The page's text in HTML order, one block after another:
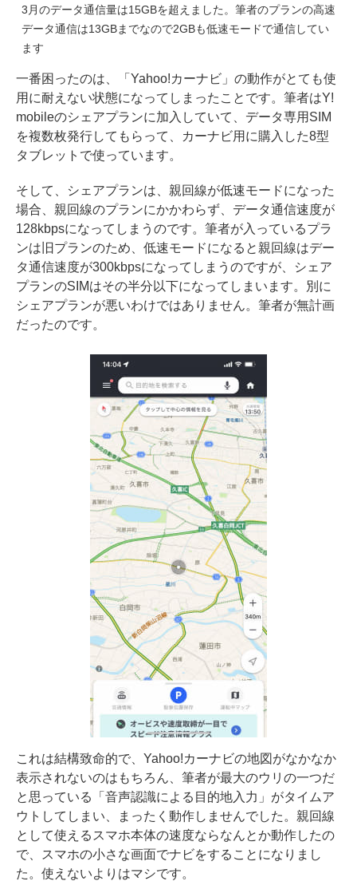
3月のデータ通信量は15GBを超えました。筆者のプランの高速
データ通信は13GBまでなので2GBも低速モードで通信してい
ます
一番困ったのは、「Yahoo!カーナビ」の動作がとても使
用に耐えない状態になってしまったことです。筆者はY!
mobileのシェアプランに加入していて、データ専用SIM
を複数枚発行してもらって、カーナビ用に購入した8型
タブレットで使っています。
そして、シェアプランは、親回線が低速モードになった
場合、親回線のプランにかかわらず、データ通信速度が
128kbpsになってしまうのです。筆者が入っているプラ
ンは旧プランのため、低速モードになると親回線はデー
タ通信速度が300kbpsになってしまうのですが、シェア
プランのSIMはその半分以下になってしまいます。別に
シェアプランが悪いわけではありません。筆者が無計画
だったのです。
これは結構致命的で、Yahoo!カーナビの地図がなかなか
表示されないのはもちろん、筆者が最大のウリの一つだ
と思っている「音声認識による目的地入力」がタイムア
ウトしてしまい、まったく動作しませんでした。親回線
として使えるスマホ本体の速度ならなんとか動作したの
で、スマホの小さな画面でナビをすることになりまし
た。使えないよりはマシです。